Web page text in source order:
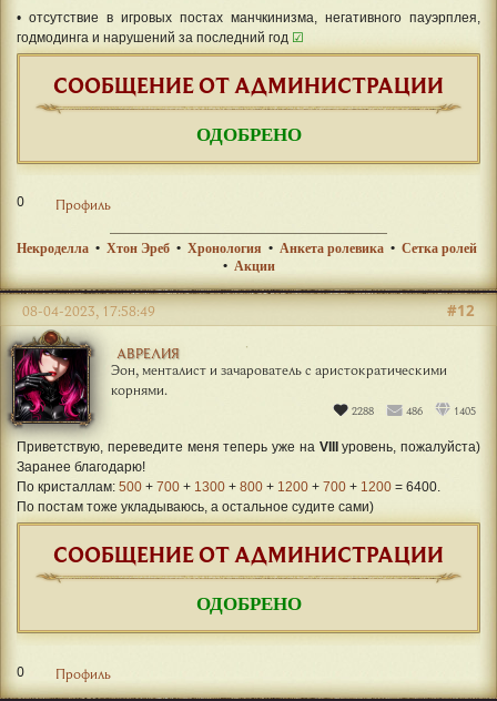
• отсутствие в игровых постах манчкинизма, негативного пауэрплея,
годмодинга и нарушений за последний год ☑
СООБЩЕНИЕ ОТ АДМИНИСТРАЦИИ
ОДОБРЕНО
0 Профиль
Некроделла • Хтон Эреб • Хронология • Анкета ролевика • Сетка ролей
• Акции
АВРЕЛИЯ
Эон, менталист и зачарователь с аристократическими
корнями.
2288 486 1405
#12
08-04-2023, 17:58:49
Приветствую, переведите меня теперь уже на VIII
уровень, пожалуйста)
Заранее благодарю!
По кристаллам: 500 + 700 + 1300 + 800 + 1200 + 700 + 1200 = 6400.
По постам тоже укладываюсь, а остальное судите сами)
СООБЩЕНИЕ ОТ АДМИНИСТРАЦИИ
ОДОБРЕНО
0 Профиль